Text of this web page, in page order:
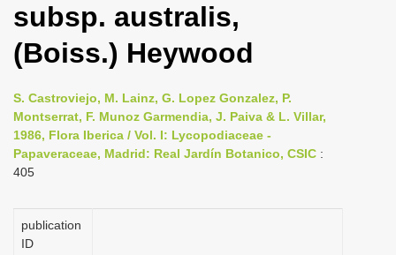
l
n
v
i
g
t
subsp. australis,
(Boiss.) Heywood
S. Castroviejo, M. Lainz, G. Lopez Gonzalez, P.
Montserrat, F. Munoz Garmendia, J. Paiva & L. Villar,
1986, Flora Iberica / Vol. I: Lycopodiaceae -
Papaveraceae, Madrid: Real Jardín Botanico, CSIC :
405
publication
ID